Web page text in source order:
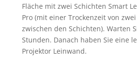
Fläche mit zwei Schichten Smart
Pro (mit einer Trockenzeit von
zwischen den Schichten). Warten
Stunden. Danach haben Sie eine
Projektor Leinwand.